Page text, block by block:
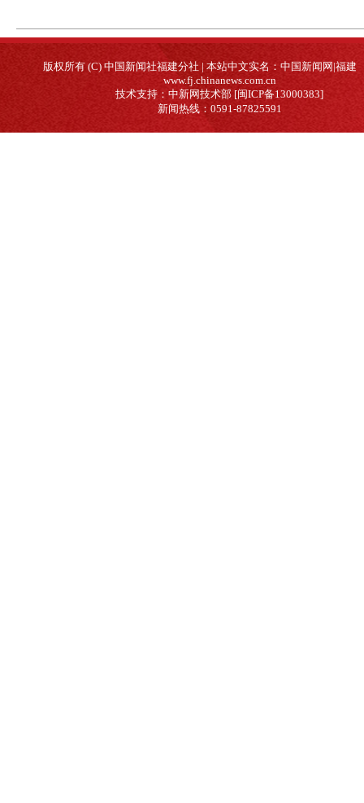
版权所有 (C) 中国新闻社福建分社 | 本站中文实名：中国新闻网|福建
www.fj.chinanews.com.cn
技术支持：中新网技术部 [闽ICP备13000383]
新闻热线：0591-87825591